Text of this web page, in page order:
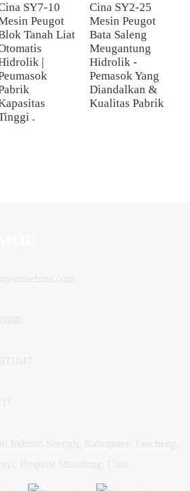
SY7-10
Peugot
Tanah Liat
|
.
Cina SY2-25
Mesin Peugot
Bata Saleng
Meugantung
Hidrolik -
Pemasok Yang
Diandalkan &
Kualitas Pabrik